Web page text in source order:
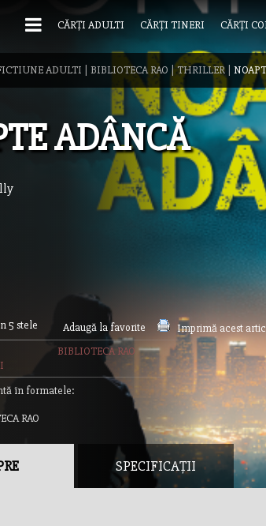
CĂRȚI ADULTI CĂRȚI TINERI CĂRȚI
ADULTI BIBLIOTECA RAO |THRILLER|
ADÂNCĂ
5 stele Adaugă la favorite
Imprimă acest
BIBLIOTECA RAO
în formatele:
RAO
SPECIFICAȚII